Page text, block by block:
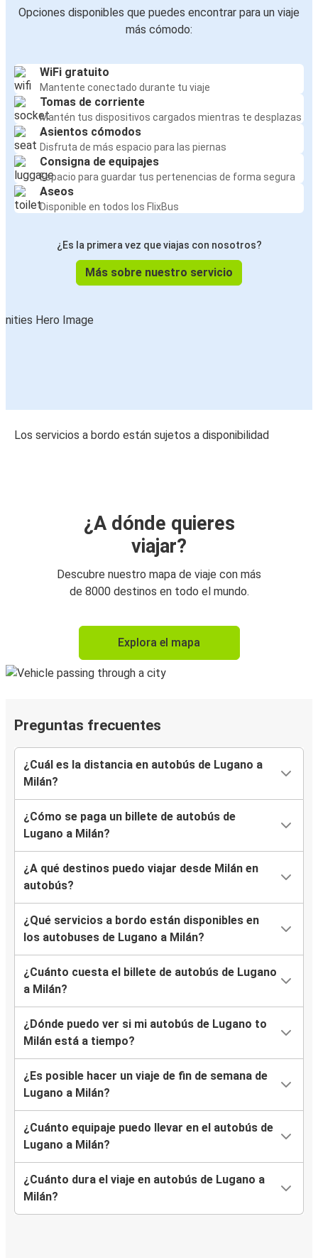
Opciones disponibles que puedes encontrar para un viaje
más cómodo:
WiFi gratuito
Mantente conectado durante tu viaje
Tomas de corriente
Mantén tus dispositivos cargados mientras te desplazas
Asientos cómodos
Disfruta de más espacio para las piernas
Consigna de equipajes
Espacio para guardar tus pertenencias de forma segura
Aseos
Disponible en todos los FlixBus
¿Es la primera vez que viajas con nosotros?
Más sobre nuestro servicio
Los servicios a bordo están sujetos a disponibilidad
¿A dónde quieres
viajar?
Descubre nuestro mapa de viaje con más
de 8000 destinos en todo el mundo.
Explora el mapa
Preguntas frecuentes
¿Cuál es la distancia en autobús de Lugano a
Milán?
¿Cómo se paga un billete de autobús de
Lugano a Milán?
¿A qué destinos puedo viajar desde Milán en
autobús?
¿Qué servicios a bordo están disponibles en
los autobuses de Lugano a Milán?
¿Cuánto cuesta el billete de autobús de Lugano
a Milán?
¿Dónde puedo ver si mi autobús de Lugano to
Milán está a tiempo?
¿Es posible hacer un viaje de fin de semana de
Lugano a Milán?
¿Cuánto equipaje puedo llevar en el autobús de
Lugano a Milán?
¿Cuánto dura el viaje en autobús de Lugano a
Milán?